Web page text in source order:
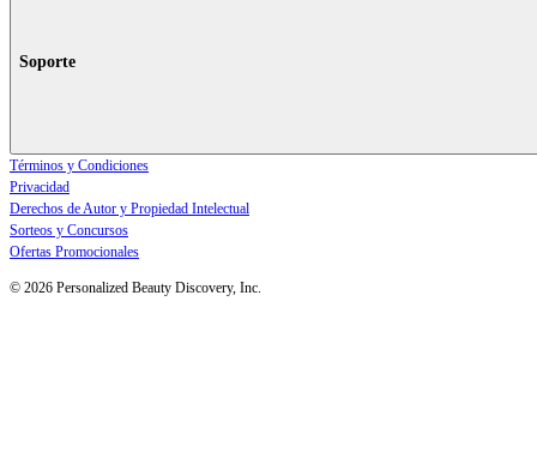
Soporte
Términos y Condiciones
Privacidad
Derechos de Autor y Propiedad Intelectual
Sorteos y Concursos
Ofertas Promocionales
© 2026 Personalized Beauty Discovery, Inc.